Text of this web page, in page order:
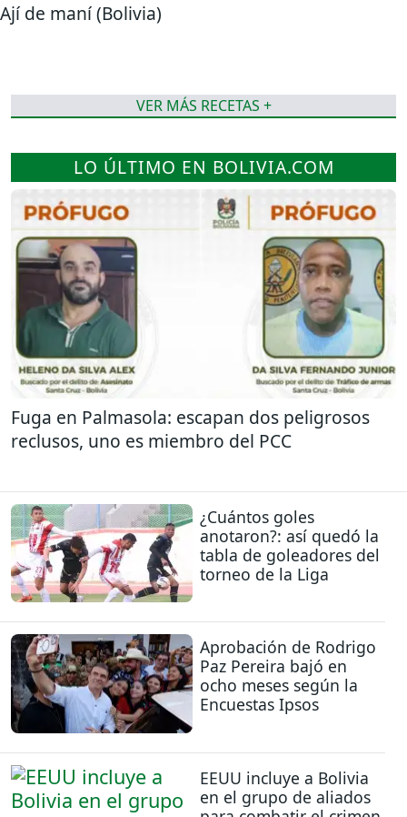
Ají de maní (Bolivia)
VER MÁS RECETAS +
LO ÚLTIMO EN BOLIVIA.COM
Fuga en Palmasola: escapan dos peligrosos
reclusos, uno es miembro del PCC
¿Cuántos goles
anotaron?: así quedó la
tabla de goleadores del
torneo de la Liga
Aprobación de Rodrigo
Paz Pereira bajó en
ocho meses según la
Encuestas Ipsos
EEUU incluye a Bolivia
en el grupo de aliados